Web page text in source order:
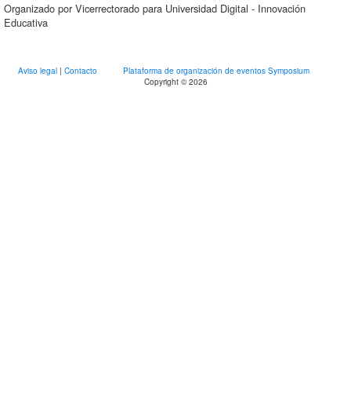
Organizado por Vicerrectorado para Universidad Digital - Innovación
Educativa
Aviso legal | Contacto
Plataforma de organización de eventos Symposium
Copyright © 2026